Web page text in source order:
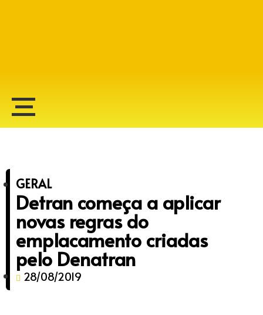
GERAL
Detran começa a aplicar
novas regras do
emplacamento criadas
pelo Denatran
28/08/2019